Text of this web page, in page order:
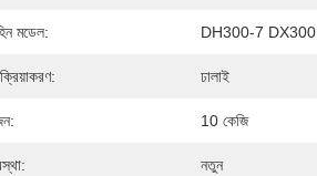
মডেল: DH300-7 DX300
ঢালাই
10 কেজি
নতুন